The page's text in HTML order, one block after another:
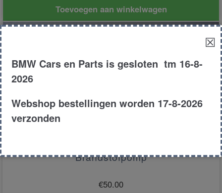
Toevoegen aan winkelwagen
Brandstofpomp
€50.00
☒
BMW Cars en Parts is gesloten tm 16-8-
2026
Webshop bestellingen worden 17-8-2026
verzonden